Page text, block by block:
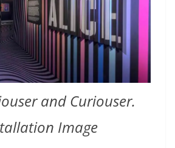
and Curiouser.
Image